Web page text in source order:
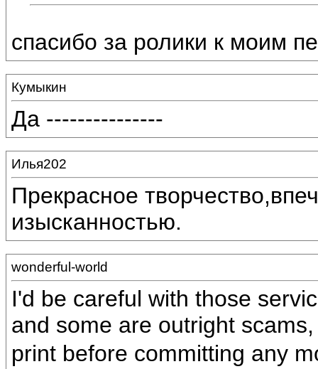
спасибо за ролики к моим
Кумыкин
Да ---------------
Илья202
Прекрасное
изысканностью.
wonderful-world
I'd be careful with those
and some are outright
print before committing any